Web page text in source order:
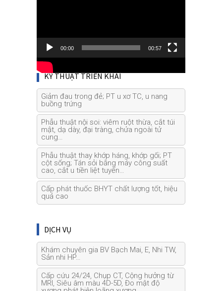
00:00 00:57
KỸ THUẬT TRIỂN KHAI
Giảm đau trong đẻ; PT u xơ TC, u nang
buồng trứng
Phẫu thuật nội soi: viêm ruột thừa, cắt túi
mật, dạ dày, đại tràng, chửa ngoài tử
cung…
Phẫu thuật thay khớp háng, khớp gối; PT
cột sống; Tán sỏi bằng máy công suất
cao, cắt u tiền liệt tuyến…
Cấp phát thuốc BHYT chất lượng tốt, hiệu
quả cao
DỊCH VỤ
Khám chuyên gia BV Bạch Mai, E, Nhi TW,
Sản nhi HP…
Cấp cứu 24/24, Chụp CT, Cộng hưởng từ
MRI, Siêu âm màu 4D-5D, Đo mật độ